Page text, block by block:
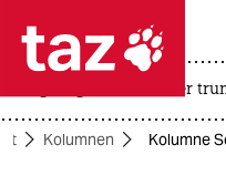
 taz
taz
usa unter
Kolumnen Kolumne